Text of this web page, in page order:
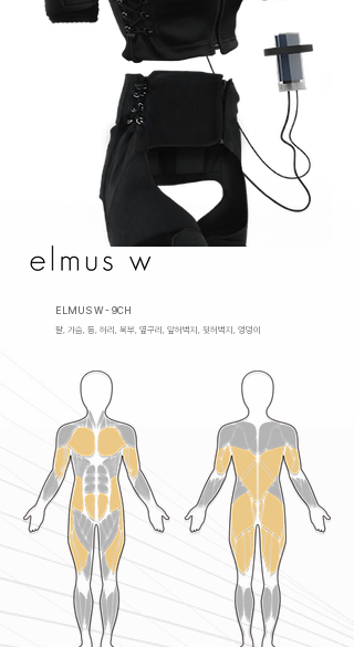
ELMUS W - 9CH
​팔, 가슴, 등, 허리, 복부, 옆구리, 앞허벅지, 뒷허벅지, 엉덩이